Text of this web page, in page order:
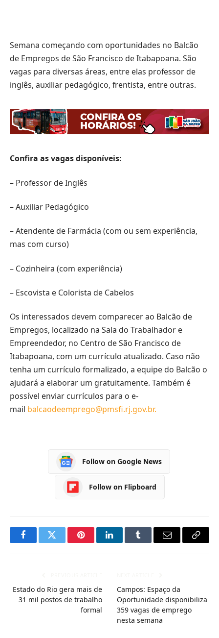
Semana começando com oportunidades no Balcão
de Empregos de São Francisco de Itabapoana. São
vagas para diversas áreas, entre elas professor de
inglês, auxiliar pedagógico, frentista, entre outras.
Confira as vagas disponíveis:
– Professor de Inglês
– Auxiliar Pedagógico
– Atendente de Farmácia (com ou sem experiência,
mas com curso)
– Cozinheira (com experiência)
– Escovista e Colorista de Cabelos
Os interessados devem comparecer ao Balcão de
Empregos, localizado na Sala do Trabalhador e
Empreendedor, no Centro de São Francisco de
Itabapoana, com um currículo atualizado. Caso não
tenha um currículo formalizado, a equipe do Balcão o
ajudará a elaborar um gratuitamente. Também é
possível enviar currículos para o e-
mail balcaodeemprego@pmsfi.rj.gov.br.
Follow on Google News
Follow on Flipboard
FacebookTwitter PinterestLinkedInTumblr Email
Copy
Estado do Rio gera mais de
31 mil postos de trabalho
formal
Campos: Espaço da
Oportunidade disponibiliza
359 vagas de emprego
nesta semana